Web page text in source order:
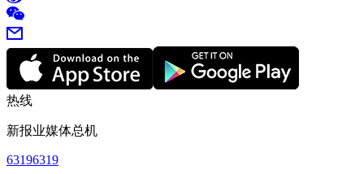
热线
新报业媒体总机
63196319